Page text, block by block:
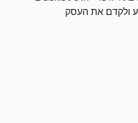
ולקדם את העסק